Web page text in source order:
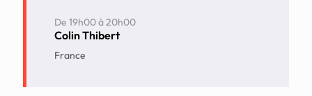
De 19h00à20h00
Colin Thibert
France